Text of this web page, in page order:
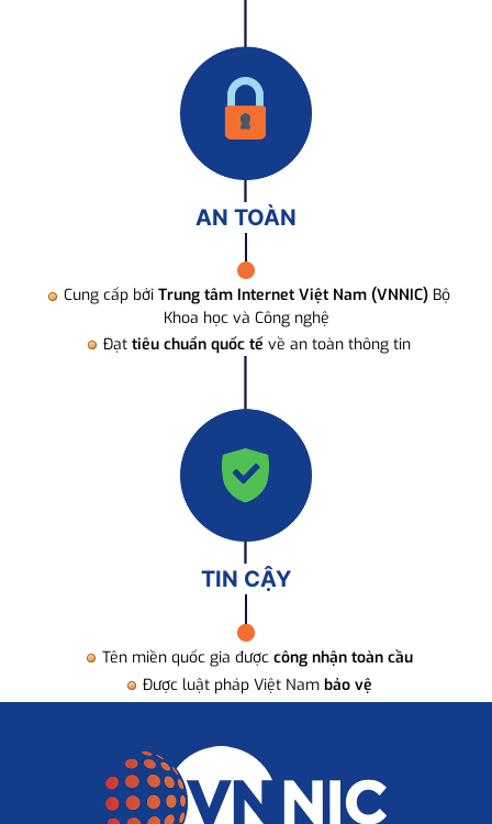
AN TOÀN
Cung cấp bởi Trung tâm Internet Việt Nam (VNNIC) Bộ
Khoa học và Công nghệ
Đạt tiêu chuẩn quốc tế về an toàn thông tin
TIN CẬY
Tên miền quốc gia được công nhận toàn cầu
Được luật pháp Việt Nam bảo vệ